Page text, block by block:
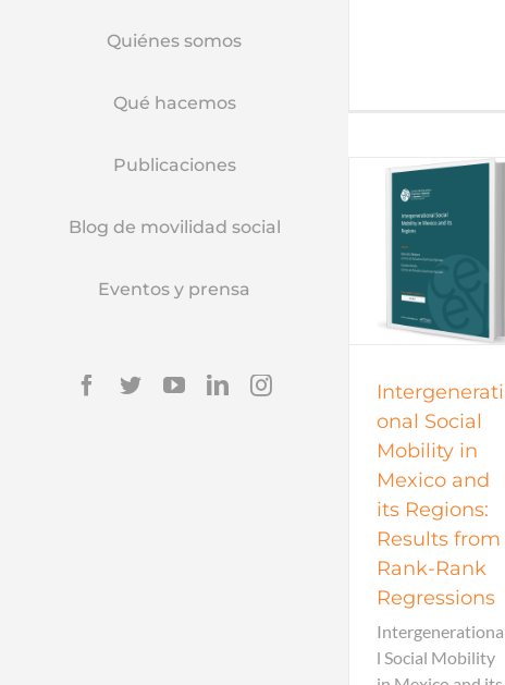
Quiénes somos
Qué hacemos
Publicaciones
Blog de movilidad social
Eventos y prensa
Facebook
TwitterYouTubeLinkedinInstagram
2017
Intergenerati
onal Social
Mobility in
Mexico and
its Regions:
Results from
Rank-Rank
Regressions
Intergenerationa
l Social Mobility
Documentos
Documentos